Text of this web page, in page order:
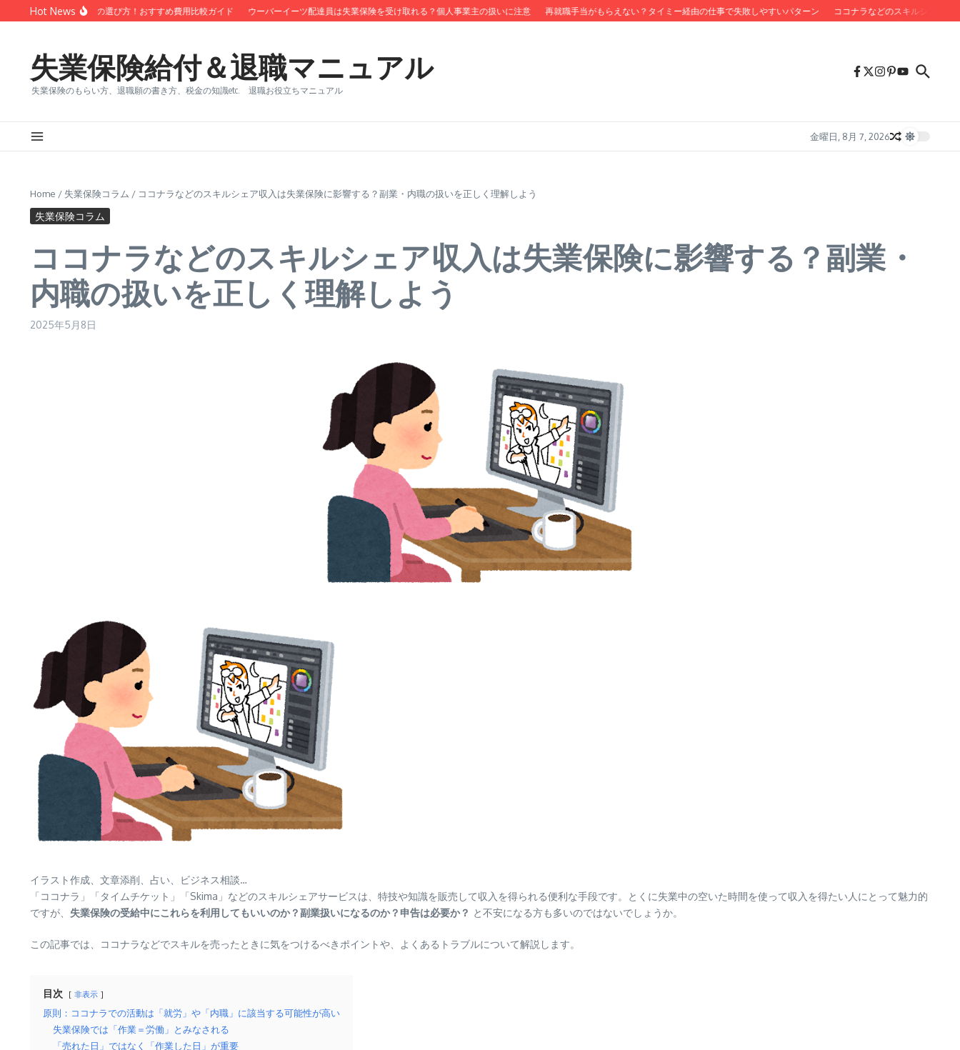
コンテンツへスキップ
Hot News
退職代行 サービスの選び方！おすすめ費用比較ガイド ウーバーイーツ配達員は失業保険を受け取れる？個人事業主の扱いに注意 再就職手当がもらえない？タイミー経由の仕事で失敗しやすいパターン ココナラなどのスキルシェア収入は
失業保険給付＆退職マニュアル
失業保険のもらい方、退職願の書き方、税金の知識etc. 退職お役立ちマニュアル
金曜日, 8月 7, 2026
Home / 失業保険コラム / ココナラなどのスキルシェア収入は失業保険に影響する？副業・内職の扱いを正しく理解しよう
失業保険コラム
ココナラなどのスキルシェア収入は失業保険に影響する？副業・
内職の扱いを正しく理解しよう
2025年5月8日
イラスト作成、文章添削、占い、ビジネス相談…
「ココナラ」「タイムチケット」「Skima」などのスキルシェアサービスは、特技や知識を販売して収入を得られる便利な手段です。とくに失業中の空いた時間を使って収入を得たい人にとって魅力的
ですが、 失業保険の受給中にこれらを利用してもいいのか？副業扱いになるのか？申告は必要か？ と不安になる方も多いのではないでしょうか。
この記事では、ココナラなどでスキルを売ったときに気をつけるべきポイントや、よくあるトラブルについて解説します。
目次 非表示
原則：ココナラでの活動は「就労」や「内職」に該当する可能性が高い
失業保険では「作業＝労働」とみなされる
「売れた日」ではなく「作業した日」が重要